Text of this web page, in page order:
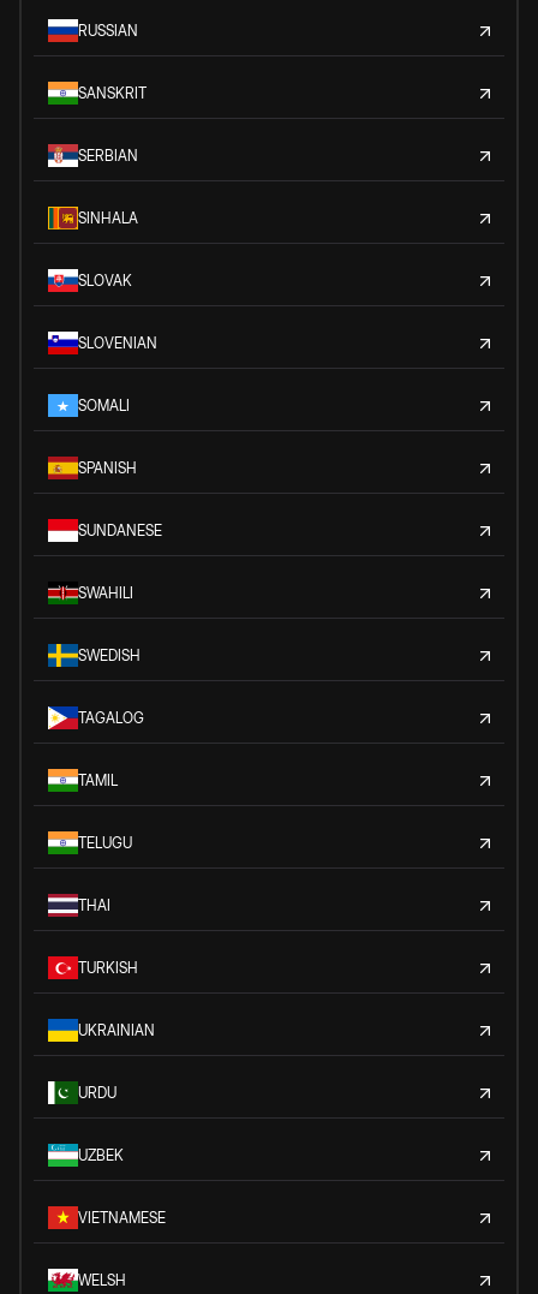
RUSSIAN
SANSKRIT
SERBIAN
SINHALA
SLOVAK
SLOVENIAN
SOMALI
SPANISH
SUNDANESE
SWAHILI
SWEDISH
TAGALOG
TAMIL
TELUGU
THAI
TURKISH
UKRAINIAN
URDU
UZBEK
VIETNAMESE
WELSH